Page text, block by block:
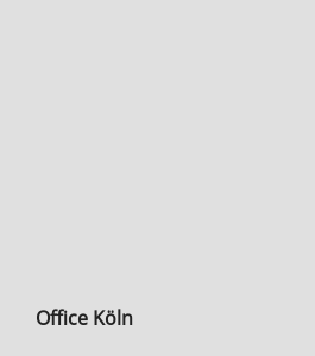
Office Köln